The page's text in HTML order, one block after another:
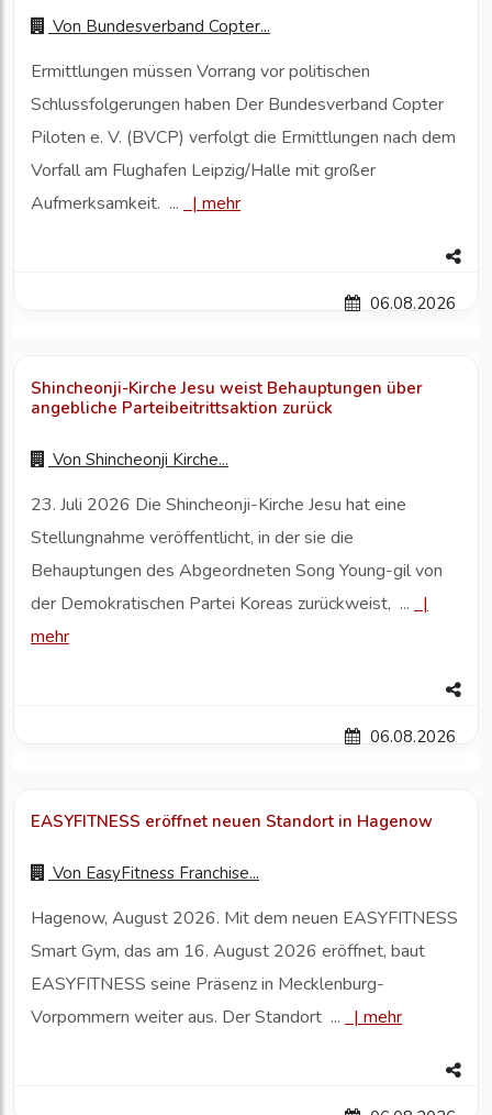
Von Bundesverband Copter...
Ermittlungen müssen Vorrang vor politischen
Schlussfolgerungen haben Der Bundesverband Copter
Piloten e. V. (BVCP) verfolgt die Ermittlungen nach dem
Vorfall am Flughafen Leipzig/Halle mit großer
Aufmerksamkeit. ...
| mehr
06.08.2026
Shincheonji-Kirche Jesu weist Behauptungen über
angebliche Parteibeitrittsaktion zurück
Von Shincheonji Kirche...
23. Juli 2026 Die Shincheonji-Kirche Jesu hat eine
Stellungnahme veröffentlicht, in der sie die
Behauptungen des Abgeordneten Song Young-gil von
der Demokratischen Partei Koreas zurückweist, ...
|
mehr
06.08.2026
EASYFITNESS eröffnet neuen Standort in Hagenow
Von EasyFitness Franchise...
Hagenow, August 2026. Mit dem neuen EASYFITNESS
Smart Gym, das am 16. August 2026 eröffnet, baut
EASYFITNESS seine Präsenz in Mecklenburg-
Vorpommern weiter aus. Der Standort ...
| mehr